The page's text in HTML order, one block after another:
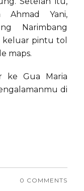
Yani,
Narimbang
keluar pintu tol
maps.
ke Gua Maria
di
0 COMMENTS